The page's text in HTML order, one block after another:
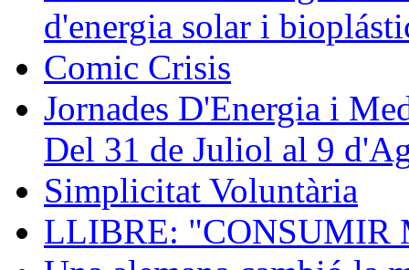
d'energia solar i
Comic Crisis
Jornades D'Energia i
Del 31 de Juliol al 9
Simplicitat Voluntària
LLIBRE: "CONSUMIR